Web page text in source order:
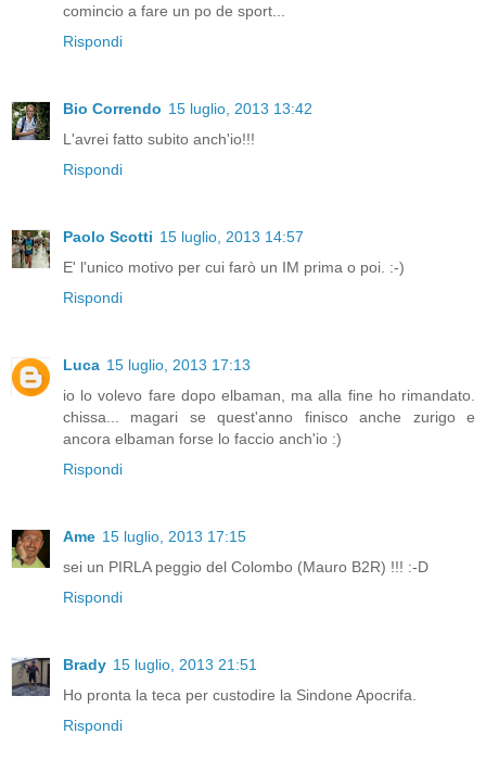
comincio a fare un po de sport...
Rispondi
Bio Correndo 15 luglio, 2013 13:42
L'avrei fatto subito anch'io!!!
Rispondi
Paolo Scotti 15 luglio, 2013 14:57
E' l'unico motivo per cui farò un IM prima o poi. :-)
Rispondi
Luca 15 luglio, 2013 17:13
io lo volevo fare dopo elbaman, ma alla fine ho rimandato.
chissa... magari se quest'anno finisco anche zurigo e
ancora elbaman forse lo faccio anch'io :)
Rispondi
Ame 15 luglio, 2013 17:15
sei un PIRLA peggio del Colombo (Mauro B2R) !!! :-D
Rispondi
Brady 15 luglio, 2013 21:51
Ho pronta la teca per custodire la Sindone Apocrifa.
Rispondi